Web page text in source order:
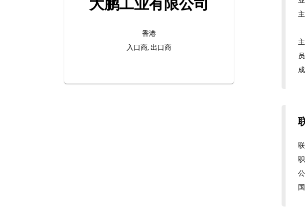
大鹏工业有限公司
香港
入口商, 出口商